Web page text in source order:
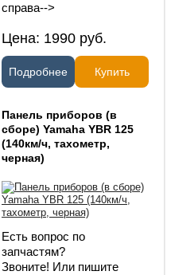
справа-->
Цена: 1990 руб.
Подробнее Купить
Панель приборов (в
сборе) Yamaha YBR 125
(140км/ч, тахометр,
черная)
Есть вопрос по
запчастям?
Звоните! Или пишите